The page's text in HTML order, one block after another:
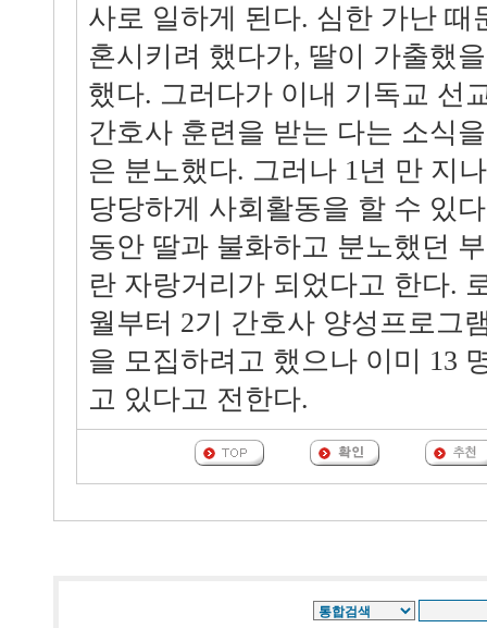
사로 일하게 된다. 심한 가난 때
혼시키려 했다가, 딸이 가출했
했다. 그러다가 이내 기독교 선
간호사 훈련을 받는 다는 소식
은 분노했다. 그러나 1년 만 지
당당하게 사회활동을 할 수 있
동안 딸과 불화하고 분노했던
란 자랑거리가 되었다고 한다.
월부터 2기 간호사 양성프로그
을 모집하려고 했으나 이미 13
고 있다고 전한다.